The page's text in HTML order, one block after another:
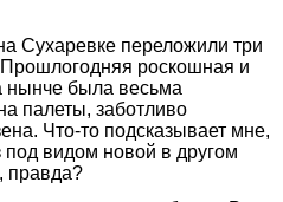
Сухаревке переложили три
роскошная и
нынче была весьма
палеты, заботливо
Что-то подсказывает мне,
под видом новой в другом
правда?